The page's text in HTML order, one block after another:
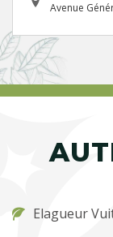
Avenue
Elagueur